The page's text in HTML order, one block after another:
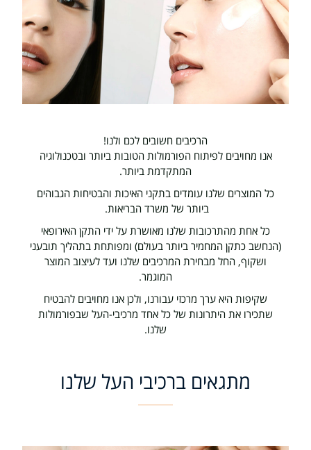
הרכיבים חשובים לכם ולנו!
אנו מחויבים לפיתוח הפורמולות הטובות ביותר ובטכנולוגיה
המתקדמת ביותר.
כל המוצרים שלנו עומדים בתקני האיכות והבטיחות הגבוהים
ביותר של משרד הבריאות.
כל אחת מהתרכובות שלנו מאושרת על ידי התקן האירופאי
(הנחשב כתקן המחמיר ביותר בעולם) ומפותחת בתהליך תובעני
ושקוף, החל מבחירת המרכיבים שלנו ועד לעיצוב המוצר
המוגמר.
שקיפות היא ערך מרכזי עבורנו, ולכן אנו מחויבים להבטיח
שתכירו את היתרונות של כל אחד מרכיבי-העל שבפורמולות
שלנו.
מתגאים ברכיבי העל שלנו